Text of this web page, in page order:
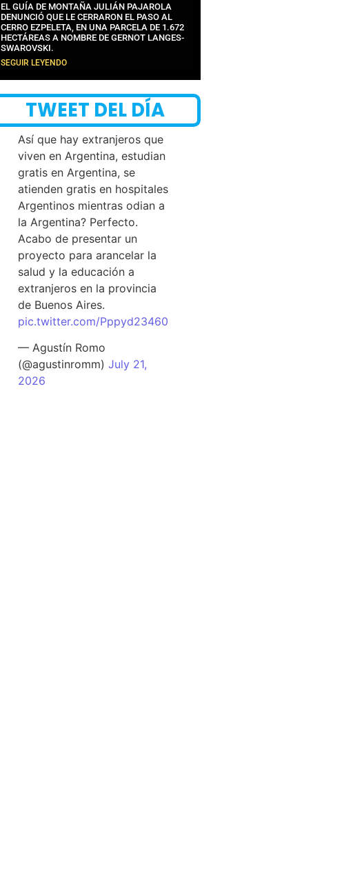
EL GUÍA DE MONTAÑA JULIÁN PAJAROLA
DENUNCIÓ QUE LE CERRARON EL PASO AL
CERRO EZPELETA, EN UNA PARCELA DE 1.672
HECTÁREAS A NOMBRE DE GERNOT LANGES-
SWAROVSKI.
SEGUIR LEYENDO
TWEET DEL DÍA
Así que hay extranjeros que
viven en Argentina, estudian
gratis en Argentina, se
atienden gratis en hospitales
Argentinos mientras odian a
la Argentina? Perfecto.
Acabo de presentar un
proyecto para arancelar la
salud y la educación a
extranjeros en la provincia
de Buenos Aires.
pic.twitter.com/Pppyd23460
— Agustín Romo
(@agustinromm)July 21,
2026